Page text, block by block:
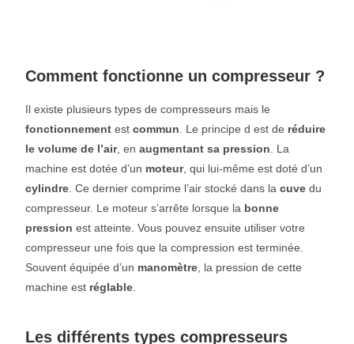
Comment fonctionne un compresseur ?
Il existe plusieurs types de compresseurs mais le
fonctionnement estcommun . Le principe d est de réduire
le volume de l’air, enaugmentant sa pression . La
machine est dotée d’un moteur, qui lui-même est doté d’un
cylindre . Ce dernier comprime l’air stocké dans lacuve du
compresseur. Le moteur s’arrête lorsque la bonne
pression est atteinte. Vous pouvez ensuite utiliser votre
compresseur une fois que la compression est terminée.
Souvent équipée d’un manomètre , la pression de cette
machine est réglable
Les différents types compresseurs